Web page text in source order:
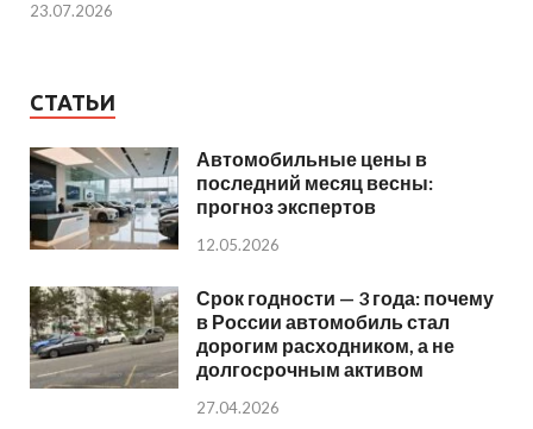
23.07.2026
СТАТЬИ
Автомобильные цены в
последний месяц весны:
прогноз экспертов
12.05.2026
Срок годности — 3 года: почему
в России автомобиль стал
дорогим расходником, а не
долгосрочным активом
27.04.2026